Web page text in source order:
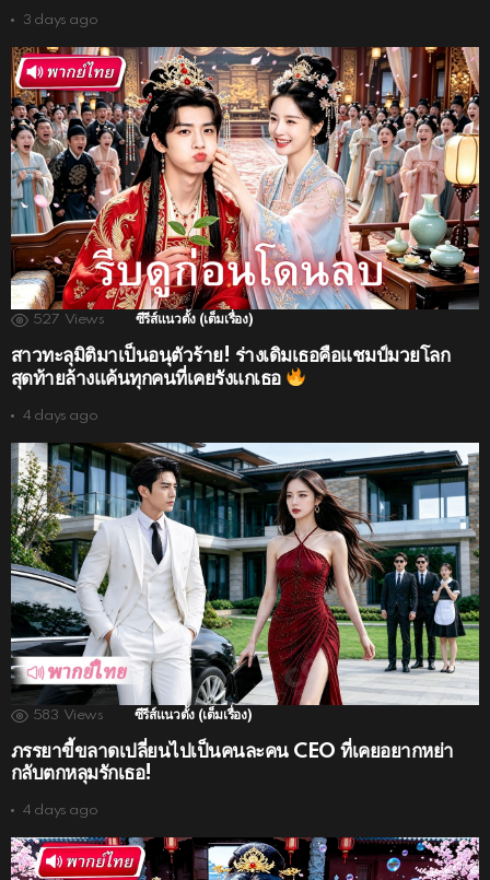
3 days ago
527 Views ซีรีส์แนวตั้ง (เต็มเรื่อง)
สาวทะลุมิติมาเป็นอนุตัวร้าย! ร่างเดิมเธอคือแชมป์มวยโลก
สุดท้ายล้างแค้นทุกคนที่เคยรังแกเธอ
4 days ago
583 Views ซีรีส์แนวตั้ง (เต็มเรื่อง)
ภรรยาขี้ขลาดเปลี่ยนไปเป็นคนละคน CEO ที่เคยอยากหย่า
กลับตกหลุมรักเธอ!
4 days ago